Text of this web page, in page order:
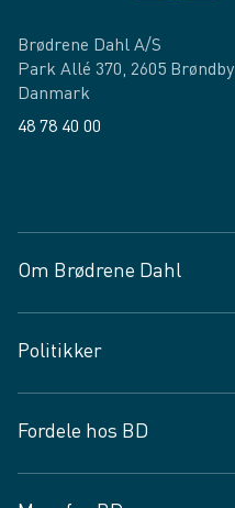
Brødrene Dahl A/S
Park Allé 370, 2605 Brøndby
Danmark
48 78 40 00
Om Brødrene Dahl
Vagttelefon 30 10 89 89
Spørgsmål og svar
Job og karriere
Fødevarekontrolrapport
Politikker
Privatlivspolitik
Cookies
Fordele hos BD